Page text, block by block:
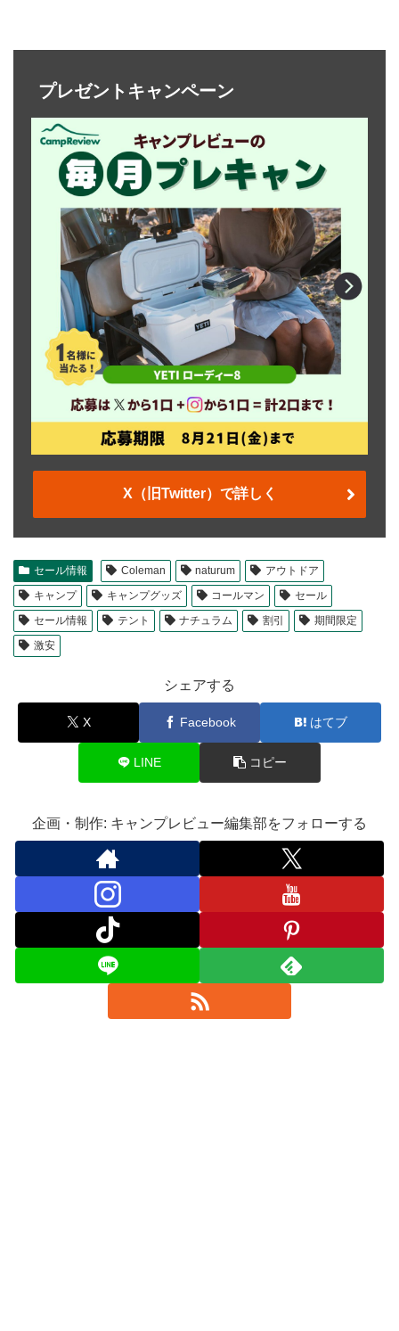
プレゼントキャンペーン
X（旧Twitter）で詳しく
セール情報 Coleman naturum
アウトドア
キャンプ
キャンプグッズ コールマン
セール
セール情報
テント ナチュラム 割引
期間限定
激安
シェアする
X Facebook はてブ
LINE コピー
企画・制作: キャンプレビュー編集部をフォローする